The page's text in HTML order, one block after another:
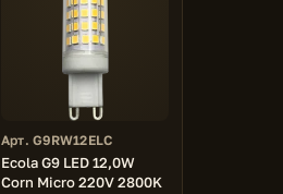
Арт. G9RW12ELC
Ecola G9 LED 12,0W
Corn Micro 220V 2800K